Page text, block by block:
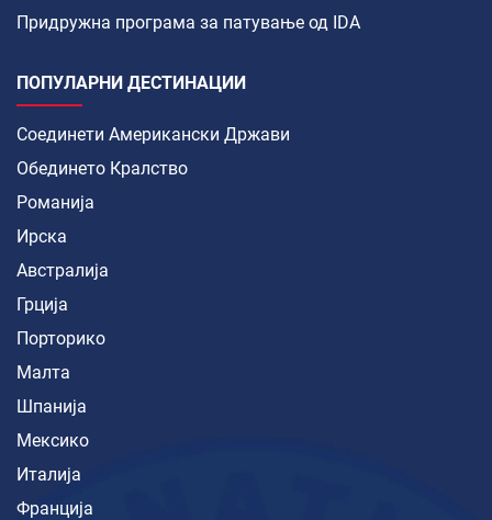
Придружна програма за патување од IDA
ПОПУЛАРНИ ДЕСТИНАЦИИ
Соединети Американски Држави
Обединето Кралство
Романија
Ирска
Австралија
Грција
Порторико
Малта
Шпанија
Мексико
Италија
Франција